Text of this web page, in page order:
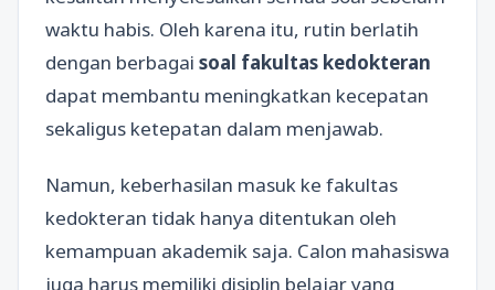
waktu habis. Oleh karena itu, rutin berlatih
dengan berbagai soal fakultas kedokteran
dapat membantu meningkatkan kecepatan
sekaligus ketepatan dalam menjawab.
Namun, keberhasilan masuk ke fakultas
kedokteran tidak hanya ditentukan oleh
kemampuan akademik saja. Calon mahasiswa
juga harus memiliki disiplin belajar yang